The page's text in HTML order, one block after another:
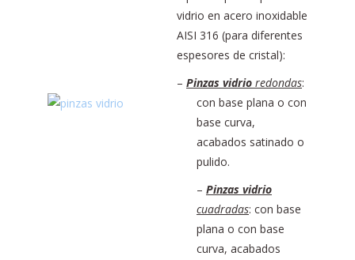
vidrio en acero inoxidable
AISI 316 (para diferentes
espesores de cristal):
– Pinzas vidrio redondas:
con base plana o con
base curva,
acabados satinado o
pulido.
– Pinzas vidrio
cuadradas: con base
plana o con base
curva, acabados